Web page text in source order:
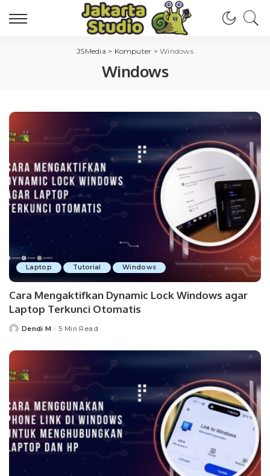
JSMedia > Komputer >Windows
Windows
Laptop Tutorial Windows
Cara Mengaktifkan Dynamic Lock Windows agar
Laptop Terkunci Otomatis
PostedDendi M 5 Min Read